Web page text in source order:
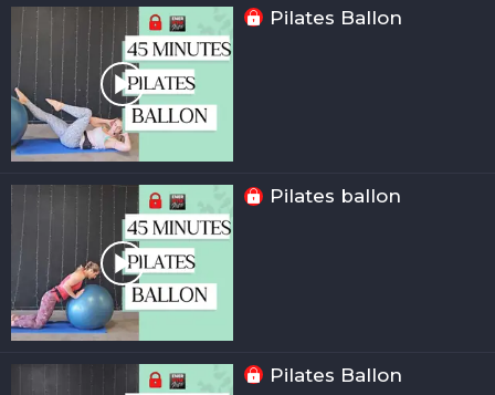
Pilates Ballon
Pilates ballon
Pilates Ballon